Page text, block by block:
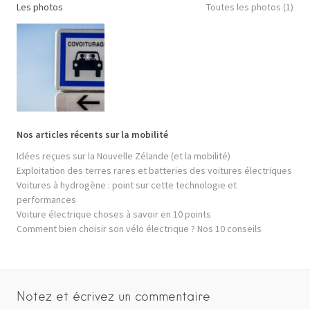
Les photos Toutes les photos (1)
Nos articles récents sur la mobilité
Idées reçues sur la Nouvelle Zélande (et la mobilité)
Exploitation des terres rares et batteries des voitures électriques
Voitures à hydrogène : point sur cette technologie et
performances
Voiture électrique choses à savoir en 10 points
Comment bien choisir son vélo électrique ? Nos 10 conseils
Notez et écrivez un commentaire